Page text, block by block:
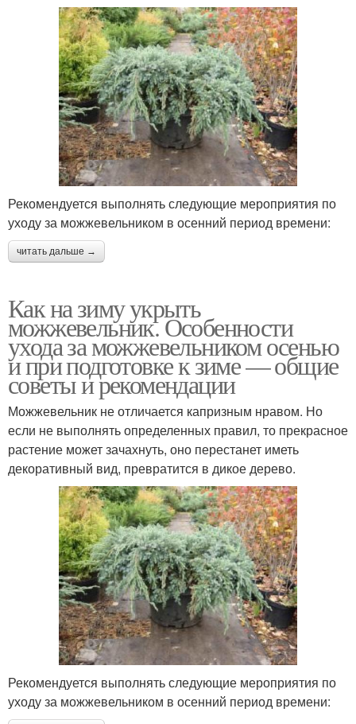
Рекомендуется выполнять следующие мероприятия по
уходу за можжевельником в осенний период времени:
читать дальше →
Как на зиму укрыть
можжевельник. Особенности
ухода за можжевельником осенью
и при подготовке к зиме — общие
советы и рекомендации
Можжевельник не отличается капризным нравом. Но
если не выполнять определенных правил, то прекрасное
растение может зачахнуть, оно перестанет иметь
декоративный вид, превратится в дикое дерево.
Рекомендуется выполнять следующие мероприятия по
уходу за можжевельником в осенний период времени: